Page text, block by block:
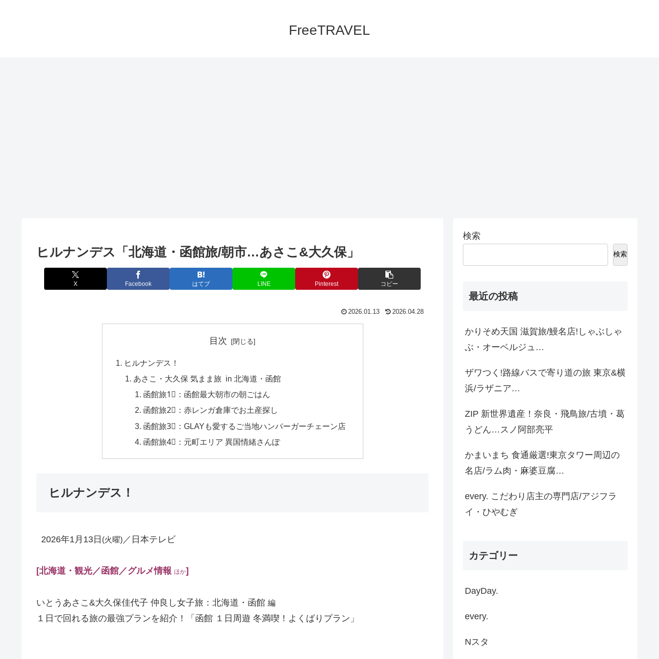
FreeTRAVEL
ヒルナンデス「北海道・函館旅/朝市…あさこ&大久保」
X Facebook はてブ LINE Pinterest コピー
2026.01.13 2026.04.28
目次
ヒルナンデス！
あさこ・大久保 気まま旅 in 北海道・函館
函館旅1⃣：函館最大朝市の朝ごはん
函館旅2⃣：赤レンガ倉庫でお土産探し
函館旅3⃣：GLAYも愛するご当地ハンバーガーチェーン店
函館旅4⃣：元町エリア 異国情緒さんぽ
ヒルナンデス！
2026年1月13日 (火曜) ／日本テレビ
[北海道・観光／函館／グルメ情報 ほか]
いとうあさこ&大久保佳代子 仲良し女子旅：北海道・函館 編
１日で回れる旅の最強プランを紹介！「函館 １日周遊 冬満喫！よくばりプラン」
検索
検索
最近の投稿
かりそめ天国 滋賀旅/鰻名店!しゃぶしゃ
ぶ・オーベルジュ…
ザワつく!路線バスで寄り道の旅 東京&横
浜/ラザニア…
ZIP 新世界遺産！奈良・飛鳥旅/古墳・葛
うどん…スノ阿部亮平
かまいまち 食通厳選!東京タワー周辺の
名店/ラム肉・麻婆豆腐…
every. こだわり店主の専門店/アジフラ
イ・ひやむぎ
カテゴリー
DayDay.
every.
Nスタ